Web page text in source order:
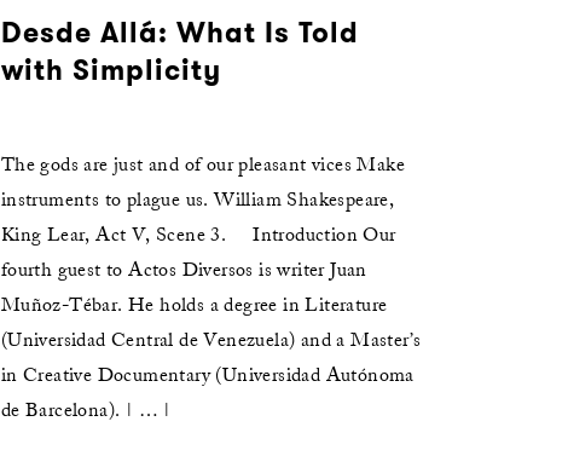
Desde Allá: What Is Told
with Simplicity
The gods are just and of our pleasant vices Make
instruments to plague us. William Shakespeare,
King Lear, Act V, Scene 3. Introduction Our
fourth guest to Actos Diversos is writer Juan
Muñoz-Tébar. He holds a degree in Literature
(Universidad Central de Venezuela) and a Master’s
in Creative Documentary (Universidad Autónoma
de Barcelona). | … |